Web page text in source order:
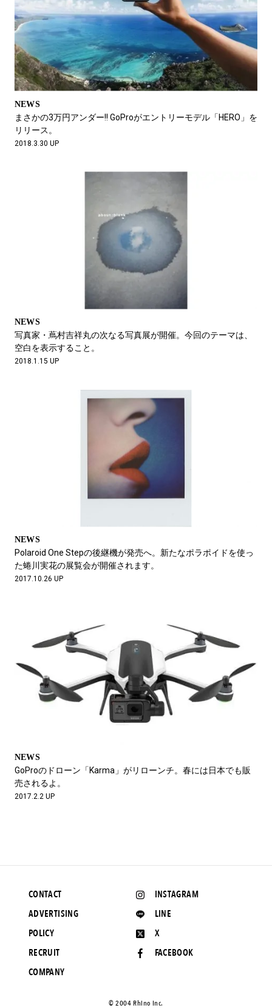
NEWS
まさかの3万円アンダー!! GoProがエントリーモデル「HERO」を
リリース。
2018.3.30 UP
NEWS
写真家・蔦村吉祥丸の次なる写真展が開催。今回のテーマは、
空白を表示すること。
2018.1.15 UP
NEWS
Polaroid One Stepの後継機が発売へ。新たなポラポイドを使っ
た蜷川実花の展覧会が開催されます。
2017.10.26 UP
NEWS
GoProのドローン「Karma」がリローンチ。春には日本でも販
売されるよ。
2017.2.2 UP
INSTAGRAM
LINE
X
FACEBOOK
CONTACT
ADVERTISING
POLICY
RECRUIT
COMPANY
©️ 2004 Rhino Inc.